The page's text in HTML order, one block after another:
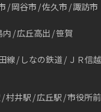
岡谷市 佐久市 諏訪市
内 広丘高出 笹賀
線 しなの鉄道 ＪＲ信
村井駅 広丘駅 市役所